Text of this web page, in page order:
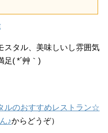
スタル、美味しいし雰囲気
足( *´艸｀)
ルのおすすめレストラン☆
♪からどうぞ）